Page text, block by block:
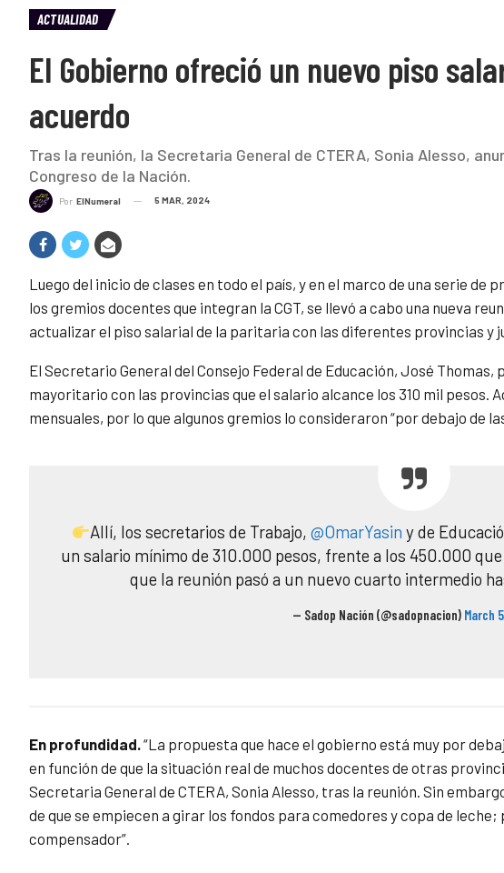
ACTUALIDAD
El Gobierno ofreció un nuevo piso
acuerdo
Tras la reunión, la Secretaria General de CTERA, Sonia Alesso,
Congreso de la Nación.
Por ElNumeral 5 MAR, 2024
Luego del inicio de clases en todo el país, y en el marco de una serie
los gremios docentes que integran la CGT, se llevó a cabo una nueva
actualizar el piso salarial de la paritaria con las diferentes provincias y
El Secretario General del Consejo Federal de Educación, José Thomas,
mayoritario con las provincias que el salario alcance los 310 mil pesos.
mensuales, por lo que algunos gremios lo consideraron “por debajo de
Allí, los secretarios de Trabajo,@OmarYasin y de
un salario mínimo de 310.000 pesos, frente a los 450.000
que la reunión pasó a un nuevo cuarto intermedio
— Sadop Nación (@sadopnacion) March
En profundidad.“La propuesta que hace el gobierno está muy por
en función de que la situación real de muchos docentes de otras
Secretaria General de CTERA, Sonia Alesso, tras la reunión. Sin
de que se empiecen a girar los fondos para comedores y copa de
compensador”.